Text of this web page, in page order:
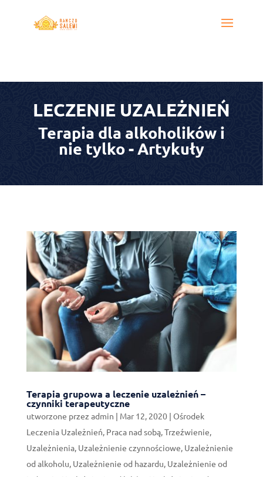
LECZENIE UZALEŻNIEŃ
Terapia dla alkoholików i
nie tylko - Artykuły
Terapia grupowa a leczenie uzależnień –
czynniki terapeutyczne
utworzone przez admin | Mar 12, 2020| Ośrodek
Leczenia Uzależnień, Praca nad sobą,Trzeźwienie,
Uzależnienia, Uzależnienie czynnościowe, Uzależnienie
od alkoholu, Uzależnienie od hazardu, Uzależnienie od